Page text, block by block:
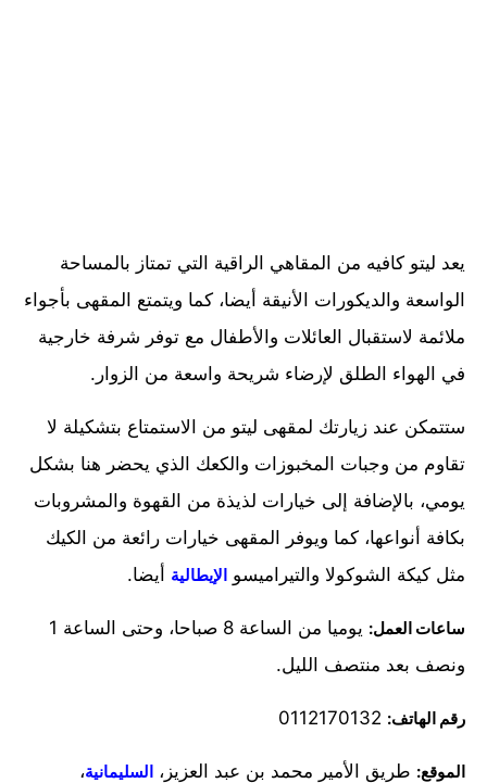
يعد ليتو كافيه من المقاهي الراقية التي تمتاز بالمساحة
الواسعة والديكورات الأنيقة أيضا، كما ويتمتع المقهى بأجواء
ملائمة لاستقبال العائلات والأطفال مع توفر شرفة خارجية
في الهواء الطلق لإرضاء شريحة واسعة من الزوار.
ستتمكن عند زيارتك لمقهى ليتو من الاستمتاع بتشكيلة لا
تقاوم من وجبات المخبوزات والكعك الذي يحضر هنا بشكل
يومي، بالإضافة إلى خيارات لذيذة من القهوة والمشروبات
بكافة أنواعها، كما ويوفر المقهى خيارات رائعة من الكيك
مثل كيكة الشوكولا والتيراميسو الإيطالية أيضا.
ساعات العمل:
يوميا من الساعة 8 صباحا، وحتى الساعة 1
ونصف بعد منتصف الليل.
رقم الهاتف:
الموقع: طريق الأمير محمد بن عبد العزيز، السليمانية،